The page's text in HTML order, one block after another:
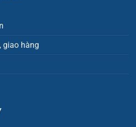
giao hàng